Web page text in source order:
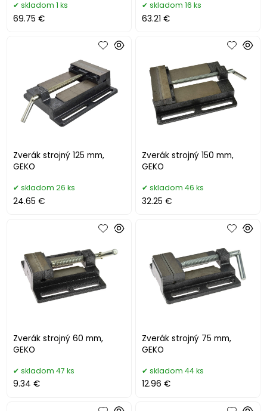
skladom 1 ks
69.75 €
skladom 16 ks
63.21 €
Zverák strojný 125 mm,
GEKO
skladom 26 ks
24.65 €
Zverák strojný 150 mm,
GEKO
skladom 46 ks
32.25 €
Zverák strojný 60 mm,
GEKO
skladom 47 ks
9.34 €
Zverák strojný 75 mm,
GEKO
skladom 44 ks
12.96 €